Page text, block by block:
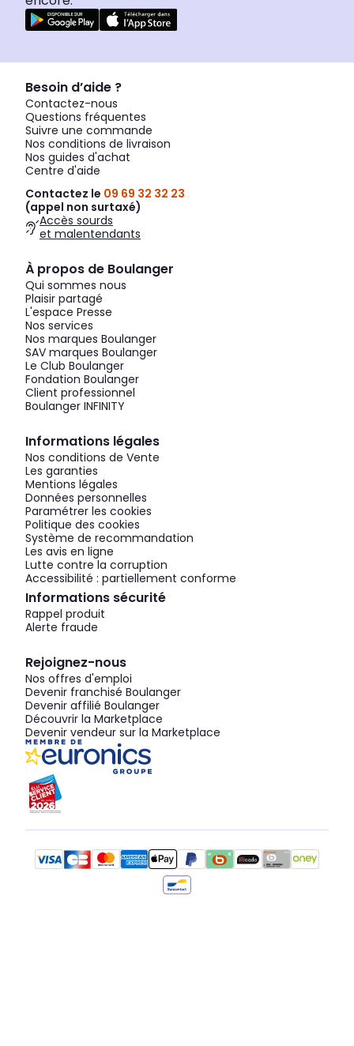
Besoin d’aide ?
Contactez-nous
Questions fréquentes
Suivre une commande
Nos conditions de livraison
Nos guides d'achat
Centre d'aide
Contactez le 09 69 32 32 23
(appel non surtaxé)
Accès sourds
et malentendants
À propos de Boulanger
Qui sommes nous
Plaisir partagé
L'espace Presse
Nos services
Nos marques Boulanger
SAV marques Boulanger
Le Club Boulanger
Fondation Boulanger
Client professionnel
Boulanger INFINITY
Informations légales
Nos conditions de Vente
Les garanties
Mentions légales
Données personnelles
Paramétrer les cookies
Politique des cookies
Système de recommandation
Les avis en ligne
Lutte contre la corruption
Accessibilité : partiellement conforme
Informations sécurité
Rappel produit
Alerte fraude
Rejoignez-nous
Nos offres d'emploi
Devenir franchisé Boulanger
Devenir affilié Boulanger
Découvrir la Marketplace
Devenir vendeur sur la Marketplace